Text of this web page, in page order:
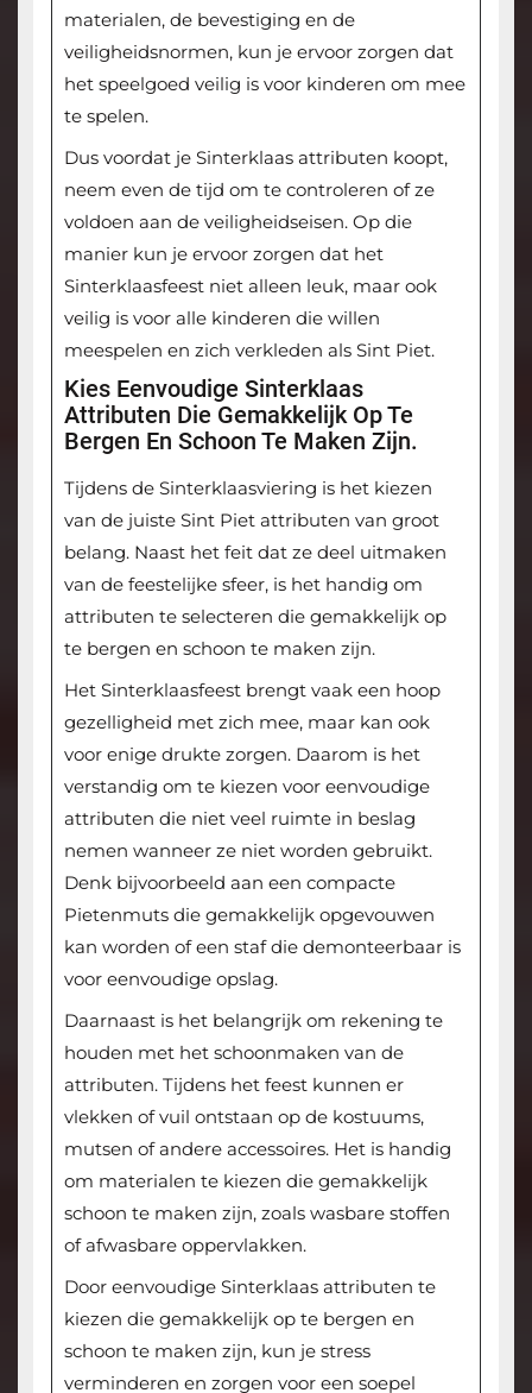
materialen, de bevestiging en de
veiligheidsnormen, kun je ervoor zorgen dat
het speelgoed veilig is voor kinderen om mee
te spelen.
Dus voordat je Sinterklaas attributen koopt,
neem even de tijd om te controleren of ze
voldoen aan de veiligheidseisen. Op die
manier kun je ervoor zorgen dat het
Sinterklaasfeest niet alleen leuk, maar ook
veilig is voor alle kinderen die willen
meespelen en zich verkleden als Sint Piet.
Kies Eenvoudige Sinterklaas
Attributen Die Gemakkelijk Op Te
Bergen En Schoon Te Maken Zijn.
Tijdens de Sinterklaasviering is het kiezen
van de juiste Sint Piet attributen van groot
belang. Naast het feit dat ze deel uitmaken
van de feestelijke sfeer, is het handig om
attributen te selecteren die gemakkelijk op
te bergen en schoon te maken zijn.
Het Sinterklaasfeest brengt vaak een hoop
gezelligheid met zich mee, maar kan ook
voor enige drukte zorgen. Daarom is het
verstandig om te kiezen voor eenvoudige
attributen die niet veel ruimte in beslag
nemen wanneer ze niet worden gebruikt.
Denk bijvoorbeeld aan een compacte
Pietenmuts die gemakkelijk opgevouwen
kan worden of een staf die demonteerbaar is
voor eenvoudige opslag.
Daarnaast is het belangrijk om rekening te
houden met het schoonmaken van de
attributen. Tijdens het feest kunnen er
vlekken of vuil ontstaan op de kostuums,
mutsen of andere accessoires. Het is handig
om materialen te kiezen die gemakkelijk
schoon te maken zijn, zoals wasbare stoffen
of afwasbare oppervlakken.
Door eenvoudige Sinterklaas attributen te
kiezen die gemakkelijk op te bergen en
schoon te maken zijn, kun je stress
verminderen en zorgen voor een soepel